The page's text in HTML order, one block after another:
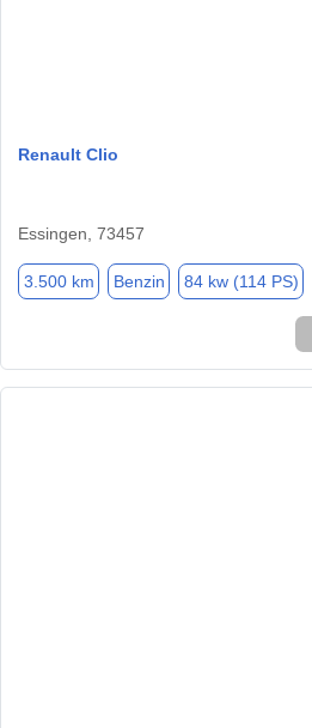
Renault Clio
Essingen, 73457
3.500 km Benzin 84 kw (114 PS)